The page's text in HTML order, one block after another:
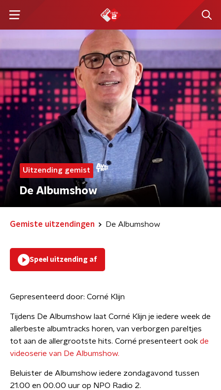
Uitzending gemist
De Albumshow
Gemiste uitzendingen De Albumshow
Speel uitzending af
Gepresenteerd door: Corné Klijn
Tijdens De Albumshow laat Corné Klijn je iedere week de
allerbeste albumtracks horen, van verborgen pareltjes
tot aan de allergrootste hits. Corné presenteert ook de
videoserie van De Albumshow.
Beluister de Albumshow iedere zondagavond tussen
21.00 en 00.00 uur op NPO Radio 2.